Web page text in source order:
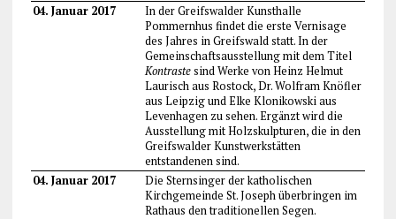
04. Januar 2017
In der Greifswalder Kunsthalle
Pommernhus findet die erste Vernisage
des Jahres in Greifswald statt. In der
Gemeinschaftsausstellung mit dem Titel
Kontrastesind Werke von Heinz Helmut
Laurisch aus Rostock, Dr. Wolfram Knöfler
aus Leipzig und Elke Klonikowski aus
Levenhagen zu sehen. Ergänzt wird die
Ausstellung mit Holzskulpturen, die in den
Greifswalder Kunstwerkstätten
entstandenen sind.
04. Januar 2017
Die Sternsinger der katholischen
Kirchgemeinde St. Joseph überbringen im
Rathaus den traditionellen Segen.